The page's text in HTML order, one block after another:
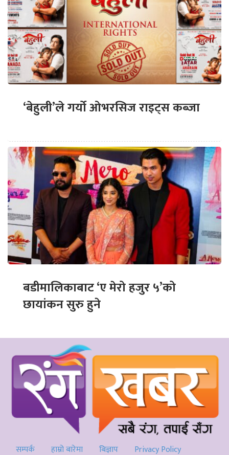
‘बेहुली’ले गर्यो ओभरसिज राइट्स कब्जा
बडीमालिकाबाट ‘ए मेरो हजुर ५’को
छायांकन सुरु हुने
सम्पर्क हाम्रो बारेमा बिज्ञाप Privacy Policy